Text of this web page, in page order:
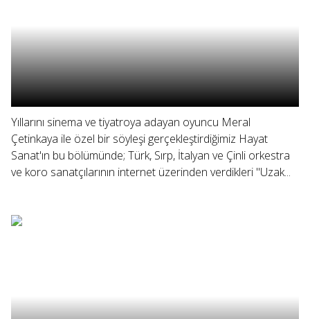
Yıllarını sinema ve tiyatroya adayan oyuncu Meral
Çetinkaya ile özel bir söyleşi gerçekleştirdiğimiz Hayat
Sanat'ın bu bölümünde; Türk, Sırp, İtalyan ve Çinli orkestra
ve koro sanatçılarının internet üzerinden verdikleri "Uzak...